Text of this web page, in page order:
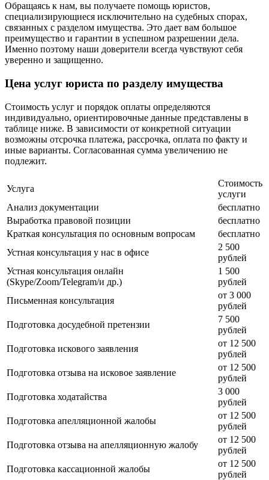
Обращаясь к нам, вы получаете помощь юристов,
специализирующиеся исключительно на судебных спорах,
связанных с разделом имущества. Это дает вам большое
преимущество и гарантии в успешном разрешении дела.
Именно поэтому наши доверители всегда чувствуют себя
уверенно и защищенно.
Цена услуг юриста по разделу имущества
Стоимость услуг и порядок оплаты определяются
индивидуально, ориентировочные данные представлены в
таблице ниже. В зависимости от конкретной ситуации
возможны отсрочка платежа, рассрочка, оплата по факту и
иные варианты. Согласованная сумма увеличению не
подлежит.
Услуга
Стоимость
услуги
Анализ документации
бесплатно
Выработка правовой позиции
бесплатно
Краткая консультация по основным вопросам
бесплатно
Устная консультация у нас в офисе
2 500
рублей
Устная консультация онлайн
(Skype/Zoom/Telegram/и др.)
1 500
рублей
Письменная консультация
от 3 000
рублей
Подготовка досудебной претензии
7 500
рублей
Подготовка искового заявления
от 12 500
рублей
Подготовка отзыва на исковое заявление
от 12 500
рублей
Подготовка ходатайства
3 000
рублей
Подготовка апелляционной жалобы
от 12 500
рублей
Подготовка отзыва на апелляционную жалобу
от 12 500
рублей
Подготовка кассационной жалобы
от 12 500
рублей